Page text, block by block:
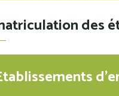
des